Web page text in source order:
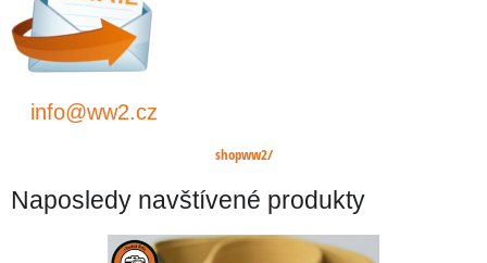
info@ww2.cz
shopww2/
Naposledy navštívené produkty